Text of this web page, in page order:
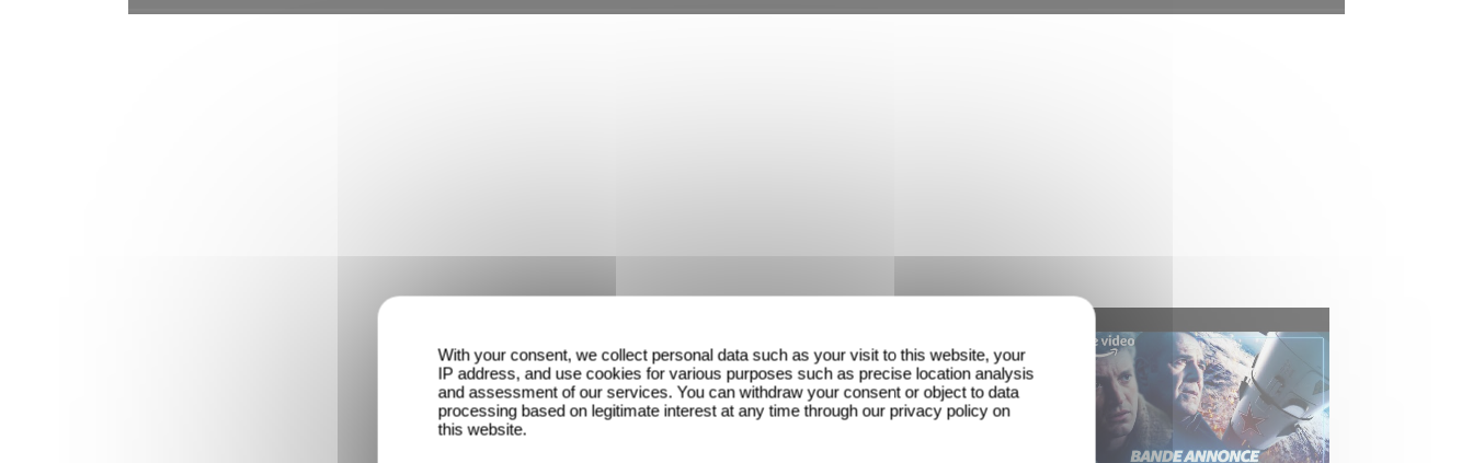
With your consent, we collect personal data such as your visit to this website, your
IP address, and use cookies for various purposes such as precise location analysis
and assessment of our services. You can withdraw your consent or object to data
processing based on legitimate interest at any time through our privacy policy on
this website.